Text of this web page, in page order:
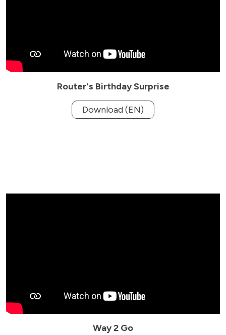
Router's Birthday Surprise
Download (EN)
Way 2 Go